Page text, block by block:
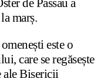
marș.
este o
care se regăsește
ale Bisericii